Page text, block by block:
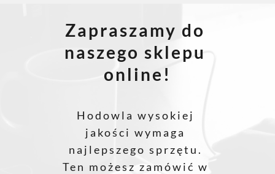
Zapraszamy do
naszego sklepu
online!
Hodowla wysokiej
jakości wymaga
najlepszego sprzętu.
Ten możesz zamówić w